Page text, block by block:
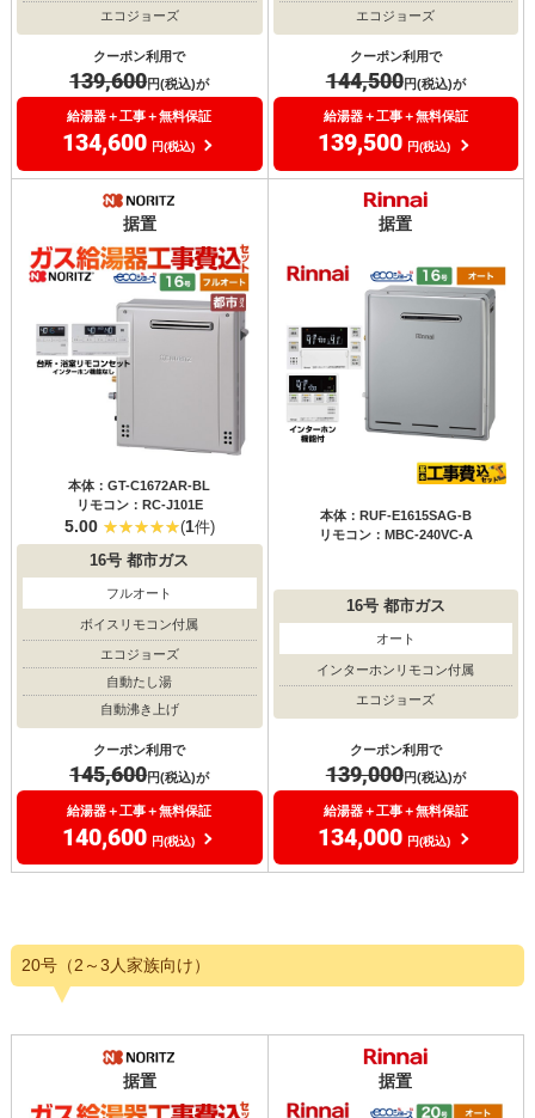
エコジョーズ
クーポン利用で
139,600円(税込)が
給湯器＋工事＋無料保証
134,600 円(税込)
エコジョーズ
クーポン利用で
144,500円(税込)が
給湯器＋工事＋無料保証
139,500 円(税込)
据置
本体：GT-C1672AR-BL
リモコン：RC-J101E
5.00 (1件)
16号 都市ガス
フルオート
ボイスリモコン付属
エコジョーズ
自動たし湯
自動沸き上げ
クーポン利用で
145,600円(税込)が
給湯器＋工事＋無料保証
140,600 円(税込)
据置
本体：RUF-E1615SAG-B
リモコン：MBC-240VC-A
16号都市ガス
オート
インターホンリモコン付属
エコジョーズ
クーポン利用で
139,000円(税込)が
給湯器＋工事＋無料保証
134,000 円(税込)
20号（2～3人家族向け）
据置 据置